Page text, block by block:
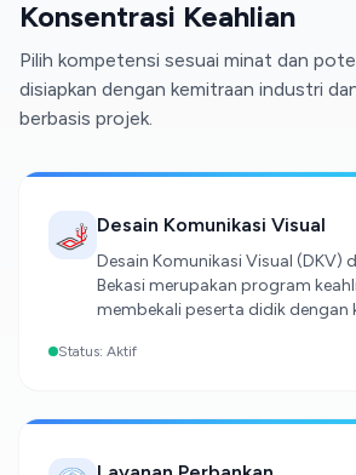
Konsentrasi Keahlian
Pilih kompetensi sesuai minat dan
disiapkan dengan kemitraan industri
berbasis projek.
Desain Komunikasi Visual
Desain Komunikasi Visual (DKV)
Bekasi merupakan program
membekali peserta didik dengan
videografi, ilustrasi, branding,
dilatih untuk mampu
Status: Aktif